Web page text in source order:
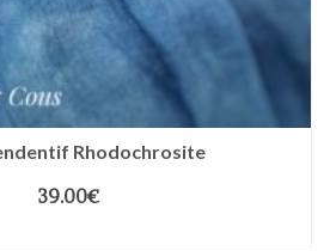
Rhodochrosite
39.00€